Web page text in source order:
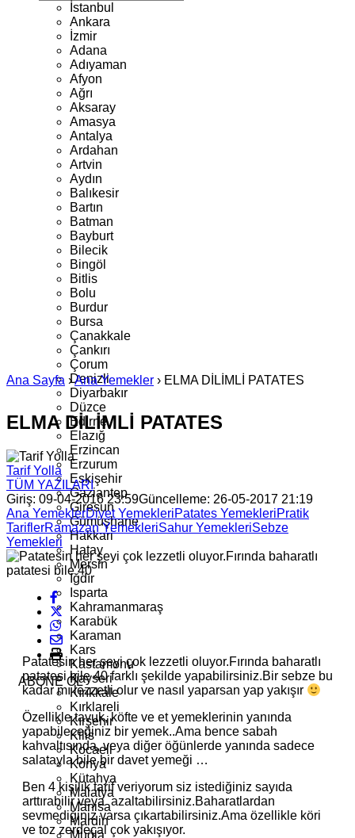
İstanbul
Ankara
İzmir
Adana
Adıyaman
Afyon
Ağrı
Aksaray
Amasya
Antalya
Ardahan
Artvin
Aydın
Balıkesir
Bartın
Batman
Bayburt
Bilecik
Bingöl
Bitlis
Bolu
Burdur
Bursa
Çanakkale
Çankırı
Çorum
Denizli
Diyarbakır
Düzce
Edirne
Elazığ
Erzincan
Erzurum
Eskişehir
Gaziantep
Giresun
Gümüşhane
Hakkari
Hatay
Mersin
Iğdır
Isparta
Kahramanmaraş
Karabük
Karaman
Kars
Kastamonu
Kayseri
Kırıkkale
Kırklareli
Kırşehir
Kilis
Kocaeli
Konya
Kütahya
Malatya
Manisa
Mardin
Muğla
Ana Sayfa ›Ana Yemekler › ELMA DİLİMLİ PATATES
ELMA DİLİMLİ PATATES
Tarif Yolla
TÜM YAZILARI
Giriş: 09-04-2016 23:59Güncelleme: 26-05-2017 21:19
Ana YemeklerDiyet YemekleriPatates YemekleriPratik
TariflerRamazan YemekleriSahur YemekleriSebze
Yemekleri
ABONE OL
Patatesin her şeyi çok lezzetli oluyor.Fırında baharatlı
patatesi bile 40 farklı şekilde yapabilirsiniz.Bir sebze bu
kadar mı lezzetli olur ve nasıl yaparsan yap yakışır
Özellikle tavuk, köfte ve et yemeklerinin yanında
yapabileceğiniz bir yemek..Ama bence sabah
kahvaltısında, veya diğer öğünlerde yanında sadece
salatayla bile bir davet yemeği …
Ben 4 kişilik tarif veriyorum siz istediğiniz sayıda
arttırabilir veya azaltabilirsiniz.Baharatlardan
sevmediğiniz varsa çıkartabilirsiniz.Ama özellikle köri
ve toz zerdeçal çok yakışıyor.